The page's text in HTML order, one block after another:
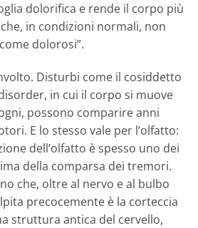
dolorifica e rende il corpo più
in condizioni normali, non
dolorosi”.
Disturbi come il cosiddetto
in cui il corpo si muove
possono comparire anni
E lo stesso vale per l’olfatto:
dell’olfatto è spesso uno dei
della comparsa dei tremori.
che, oltre al nervo e al bulbo
precocemente è la corteccia
struttura antica del cervello,